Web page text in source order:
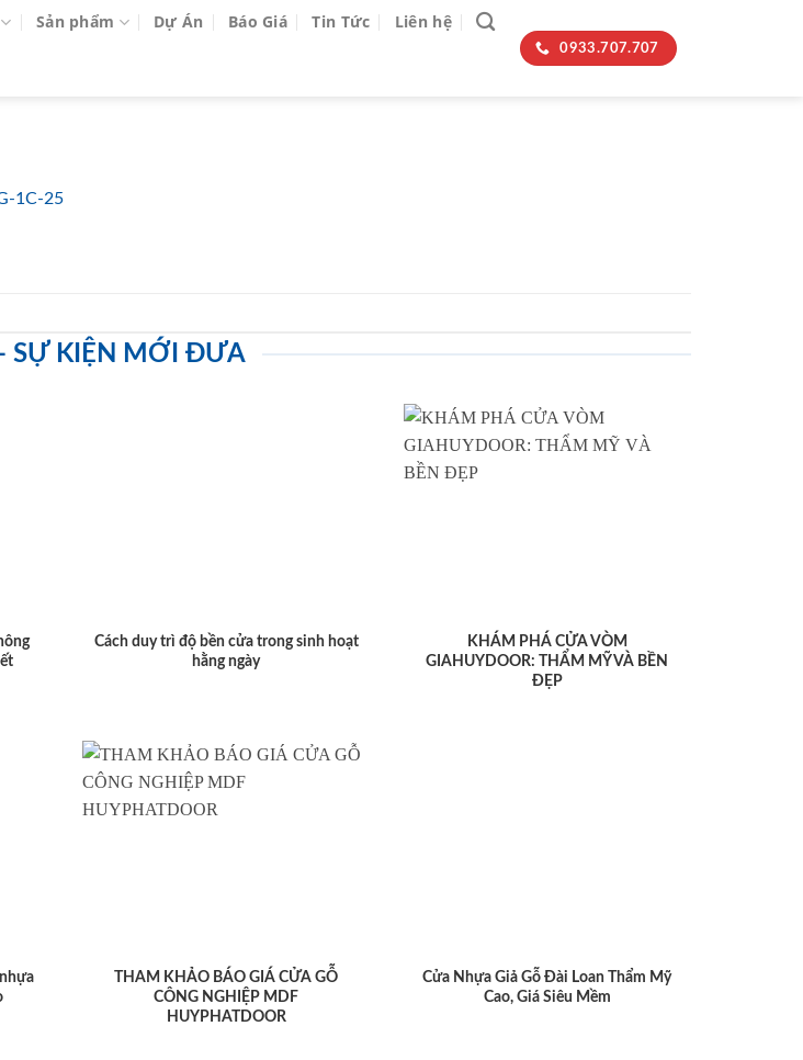
Sản phẩm Dự Án Báo Giá Tin Tức Liên hệ
0933.707.707
1C-25
SỰ KIỆN MỚI ĐƯA
Cách duy trì độ bền cửa trong sinh hoạt
hằng ngày
KHÁM PHÁ CỬA VÒM
GIAHUYDOOR: THẨM MỸ VÀ BỀN
ĐẸP
THAM KHẢO BÁO GIÁ CỬA GỖ
CÔNG NGHIỆP MDF
HUYPHATDOOR
Cửa Nhựa Giả Gỗ Đài Loan Thẩm Mỹ
Cao, Giá Siêu Mềm